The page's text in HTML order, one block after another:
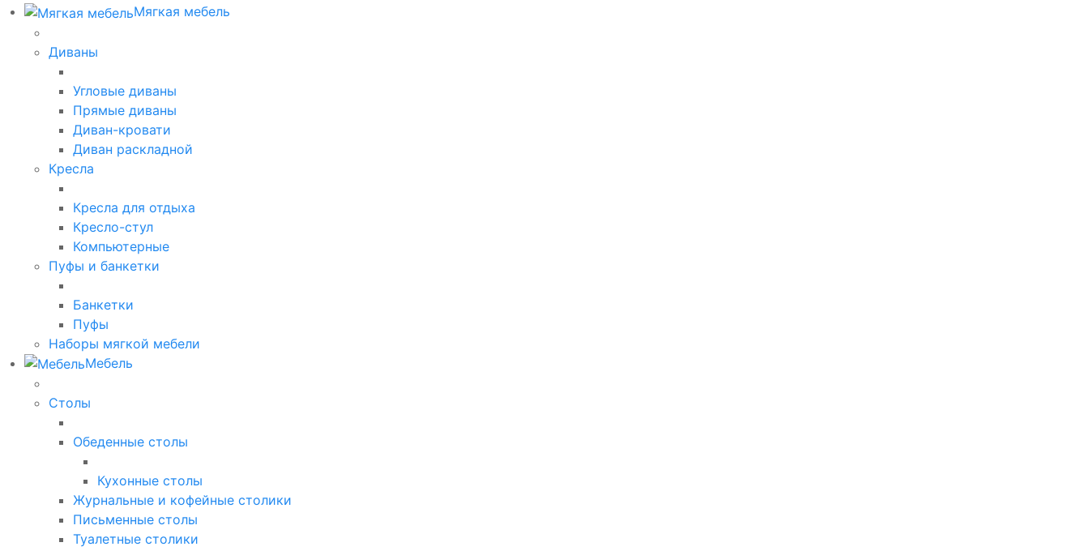
Мягкая мебель
Диваны
Угловые диваны
Прямые диваны
Диван-кровати
Диван раскладной
Кресла
Кресла для отдыха
Кресло-стул
Компьютерные
Пуфы и банкетки
Банкетки
Пуфы
Наборы мягкой мебели
Мебель
Столы
Обеденные столы
Кухонные столы
Журнальные и кофейные столики
Письменные столы
Туалетные столики